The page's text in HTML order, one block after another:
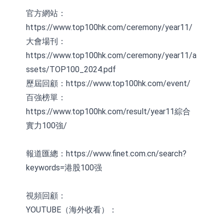
官方網站：
https://www.top100hk.com/ceremony/year11/
大會場刊：
https://www.top100hk.com/ceremony/year11/a
ssets/TOP100_2024.pdf
歷屆回顧：https://www.top100hk.com/event/
百強榜單：
https://www.top100hk.com/result/year11綜合
實力100強/
報道匯總：https://www.finet.com.cn/search?
keywords=港股100强
視頻回顧：
YOUTUBE（海外收看）：